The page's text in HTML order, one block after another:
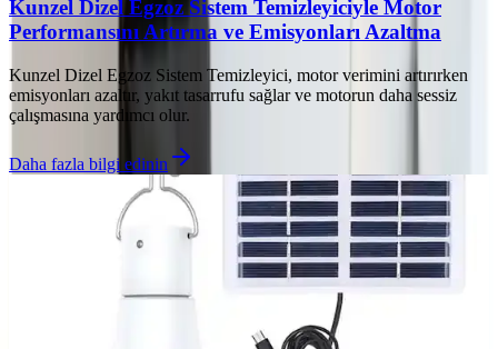
Kunzel Dizel Egzoz Sistem Temizleyiciyle Motor
Performansını Artırma ve Emisyonları Azaltma
Kunzel Dizel Egzoz Sistem Temizleyici, motor verimini artırırken
emisyonları azaltır, yakıt tasarrufu sağlar ve motorun daha sessiz
çalışmasına yardımcı olur.
Daha fazla bilgi edinin